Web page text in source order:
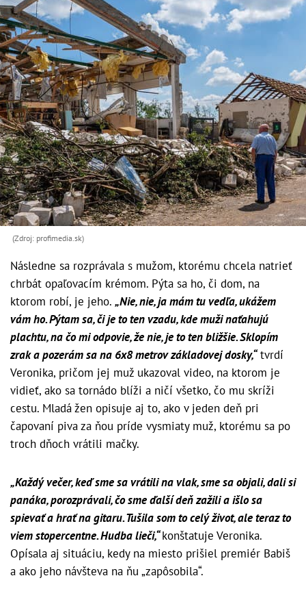
(Zdroj: profimedia.sk)
Následne sa rozprávala s mužom, ktorému chcela natrieť
chrbát opaľovacím krémom. Pýta sa ho, či dom, na
ktorom robí, je jeho. „Nie, nie, ja mám tu vedľa, ukážem
vám ho. Pýtam sa, či je to ten vzadu, kde muži naťahujú
plachtu, na čo mi odpovie, že nie, je to ten bližšie. Sklopím
zrak a pozerám sa na 6x8 metrov základovej dosky,“tvrdí
Veronika, pričom jej muž ukazoval video, na ktorom je
vidieť, ako sa tornádo blíži a ničí všetko, čo mu skríži
cestu. Mladá žen opisuje aj to, ako v jeden deň pri
čapovaní piva za ňou príde vysmiaty muž, ktorému sa po
troch dňoch vrátili mačky.
„Každý večer, keď sme sa vrátili na vlak, sme sa objali, dali si
panáka, porozprávali, čo sme ďalší deň zažili a išlo sa
spievať a hrať na gitaru. Tušila som to celý život, ale teraz to
viem stopercentne. Hudba lieči,“konštatuje Veronika.
Opísala aj situáciu, kedy na miesto prišiel premiér Babiš
a ako jeho návšteva na ňu „zapôsobila“.